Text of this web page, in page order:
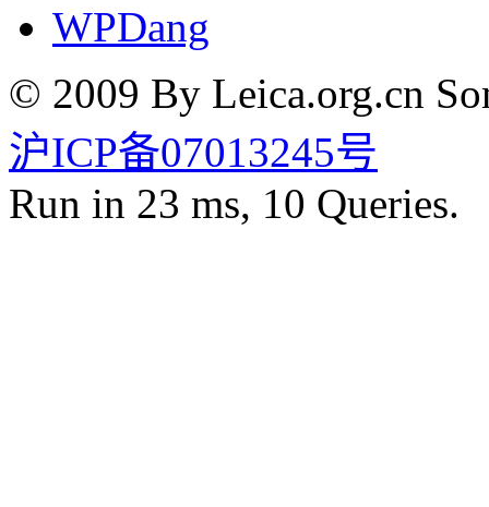
WPDang
© 2009 By Leica.org.cn
沪ICP备07013245号
Run in 23 ms, 10 Queries.